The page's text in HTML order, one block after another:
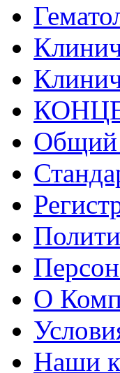
Общий
О
Наши